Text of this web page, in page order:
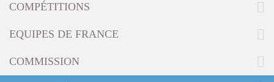
o
COMPÉTITIONS
EQUIPES DE FRANCE
COMMISSION